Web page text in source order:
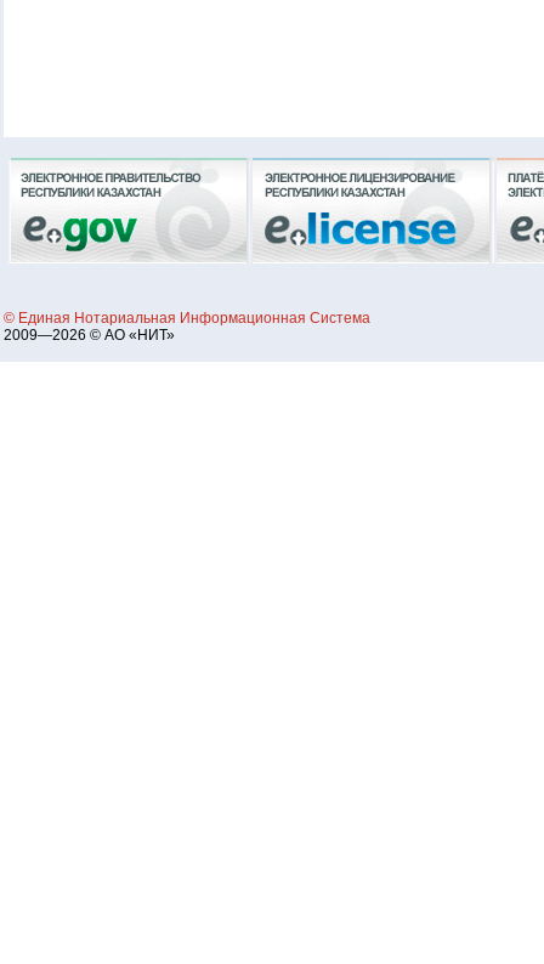
© Единая Нотариальная Информационная Система
2009—2026 © АО «НИТ»